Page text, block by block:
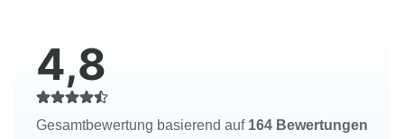
4,8
Gesamtbewertung basierend auf 164 Bewertungen